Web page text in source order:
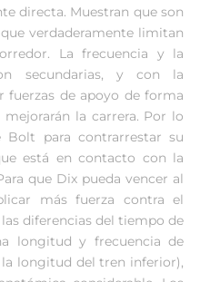
directa. Muestran que son
verdaderamente limitan
La frecuencia y la
secundarias, y con la
fuerzas de apoyo de forma
la carrera. Por lo
Bolt para contrarrestar su
está en contacto con la
que Dix pueda vencer al
más fuerza contra el
diferencias del tiempo de
longitud y frecuencia de
longitud del tren inferior),